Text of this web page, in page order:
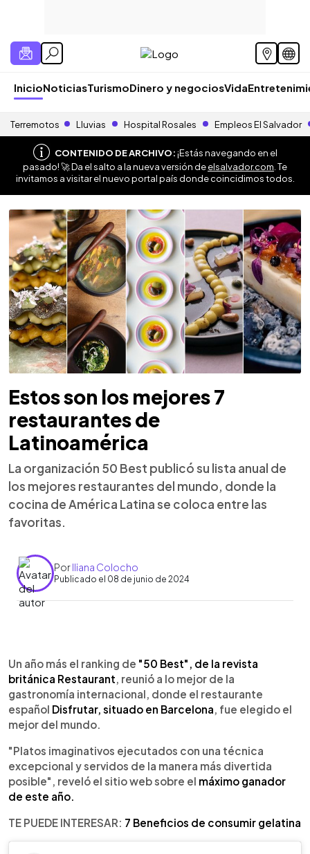
InicioNoticiasTurismoDinero y negociosVida
Terremotos Lluvias Hospital Rosales Empleos El Salvador
CONTENIDO DE ARCHIVO:¡Estás navegando en el
pasado! 🚀 Da el salto a la nueva versión deelsalvador.com . Te
invitamos a visitar el nuevo portal país donde coincidimos todos.
Estos son los mejores 7
restaurantes de
Latinoamérica
La organización 50 Best publicó su lista anual de
los mejores restaurantes del mundo, donde la
cocina de América Latina se coloca entre las
favoritas.
PorIliana Colocho
Publicado el 08 de junio de 2024
Escuchar artículo
Un año más el ranking de "50 Best", de la revista
británica Restaurant , reunió a lo mejor de la
gastronomía internacional, donde el restaurante
español Disfrutar, situado en Barcelona , fue elegido el
mejor del mundo.
"Platos imaginativos ejecutados con una técnica
excepcional y servidos de la manera más divertida
posible", reveló el sitio web sobre el máximo ganador
de este año.
TE PUEDE INTERESAR: 7 Beneficios de consumir gelatina